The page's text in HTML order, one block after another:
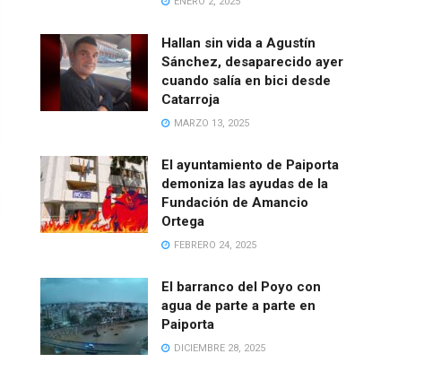
Hallan sin vida a Agustín
Sánchez, desaparecido ayer
cuando salía en bici desde
Catarroja
MARZO 13, 2025
El ayuntamiento de Paiporta
demoniza las ayudas de la
Fundación de Amancio
Ortega
FEBRERO 24, 2025
El barranco del Poyo con
agua de parte a parte en
Paiporta
DICIEMBRE 28, 2025